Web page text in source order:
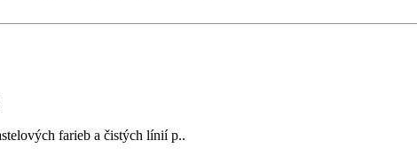
farieb a čistých línií p..